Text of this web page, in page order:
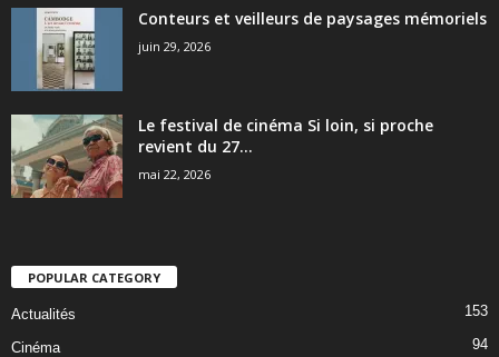
Conteurs et veilleurs de paysages mémoriels
juin 29, 2026
Le festival de cinéma Si loin, si proche
revient du 27...
mai 22, 2026
POPULAR CATEGORY
Actualités 153
Cinéma 94